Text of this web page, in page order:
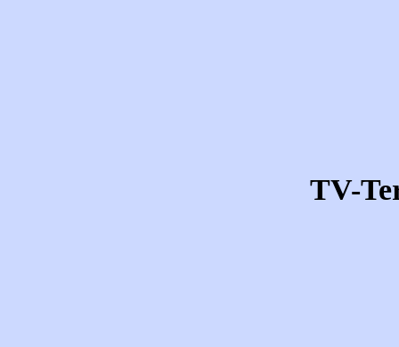
TV-